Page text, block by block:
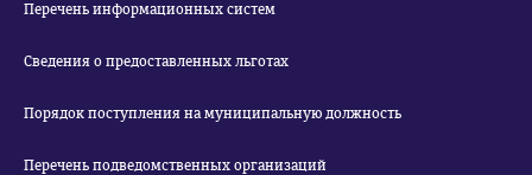
Перечень информационных систем
Сведения о предоставленных льготах
Порядок поступления на муниципальную должность
Перечень подведомственных организаций